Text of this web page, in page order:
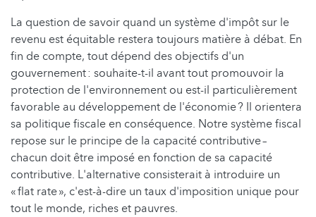
La question de savoir quand un système d'impôt sur le
revenu est équitable restera toujours matière à débat. En
fin de compte, tout dépend des objectifs d'un
gouvernement : souhaite-t-il avant tout promouvoir la
protection de l'environnement ou est-il particulièrement
favorable au développement de l'économie ? Il orientera
sa politique fiscale en conséquence. Notre système fiscal
repose sur le principe de la capacité contributive –
chacun doit être imposé en fonction de sa capacité
contributive. L'alternative consisterait à introduire un
« flat rate », c'est-à-dire un taux d'imposition unique pour
tout le monde, riches et pauvres.